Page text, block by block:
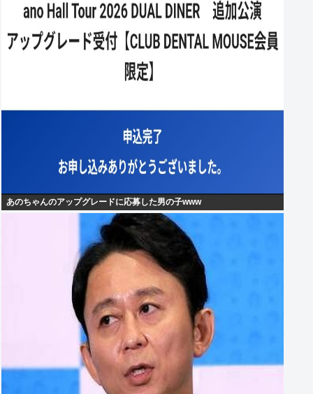
あのちゃんのアップグレードに応募した男の子www